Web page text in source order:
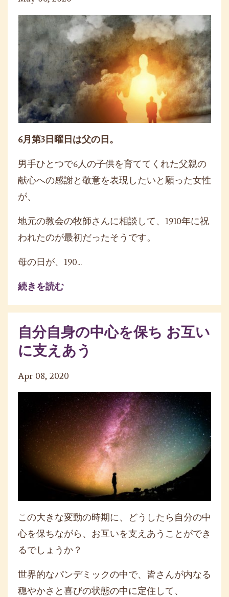
6月第3日曜日は父の日。
男手ひとつで6人の子供を育ててくれた父親の
献心への感謝と敬意を表現したいと願った女性
が、
地元の教会の牧師さんに相談して、 1910年に祝
われたのが最初だったそうです。
母の日が、 190...
続きを読む
自分自身の中心を保ち お互い
に支えあう
Apr 08, 2020
この大きな変動の時期に、どうしたら自分の中
心を保ちながら、お互いを支えあうことができ
るでしょうか？
世界的なパンデミックの中で、皆さんが内なる
穏やかさと喜びの状態の中に定住して、